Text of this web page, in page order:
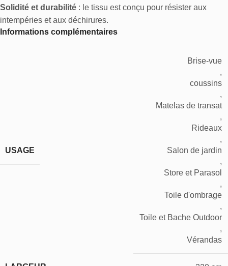
Solidité et durabilité : le tissu est conçu pour résister aux
intempéries et aux déchirures.
Informations complémentaires
USAGE
Brise-vue
,
coussins
,
Matelas de transat
,
Rideaux
,
Salon de jardin
,
Store et Parasol
,
Toile d'ombrage
,
Toile et Bache Outdoor
,
Vérandas